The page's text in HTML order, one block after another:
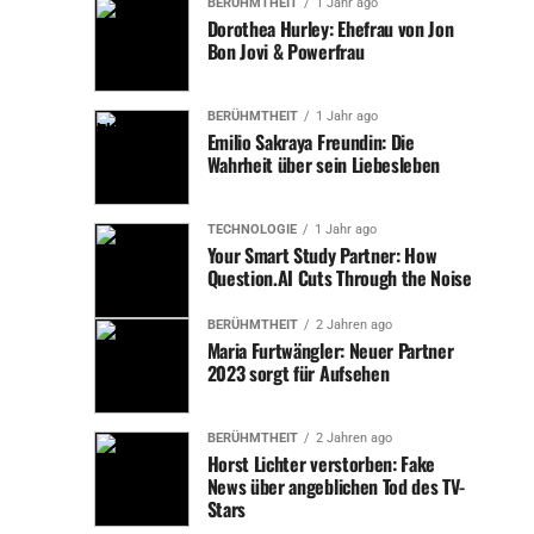
insbesondere wenn man die weitreichenden
Geschäftstätigkeiten ihres Mannes bedenkt, die häufig im
Zentrum medialer Berichterstattung stehen.
Die geschäftlichen Aktivitäten von René Benko
Um die Aussagen von Nathalie Benko in einen Kontext
zu setzen, ist es wichtig, einen Blick auf die
geschäftlichen Aktivitäten ihres Mannes zu werfen. René
Benko ist Gründer und Geschäftsführer der Signa
Holding, eines der größten Immobilienunternehmen
Europas. Sein Firmenimperium umfasst eine
beeindruckende Anzahl an bedeutenden
Immobilienprojekten, darunter Luxus-Einkaufszentren,
europäischen Metropolen.
René Benko ist eine schillernde Figur in der
Wirtschaftswelt und seine Unternehmungen werden oft
Dorothea Hurley: Ehefrau von Jon
Bon Jovi & Powerfrau
BERÜHMTHEIT 1 Jahr ago
Emilio Sakraya Freundin: Die
Wahrheit über sein Liebesleben
TECHNOLOGIE 1 Jahr ago
Your Smart Study Partner: How
Question.AI Cuts Through the Noise
BERÜHMTHEIT 2 Jahren ago
Maria Furtwängler: Neuer Partner
2023 sorgt für Aufsehen
BERÜHMTHEIT 2 Jahren ago
Horst Lichter verstorben: Fake
News über angeblichen Tod des TV-
Stars